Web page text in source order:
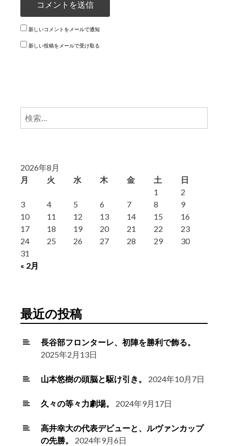
新しいコメントをメールで通知
新しい投稿をメールで受け取る
検
2026年8月
月
火 水 木 金 土 日
« 2月
1
2
3
4 5 6 7 8
9
10
11 12 13 14 15
16
17
18 19 20 21 22
23
24
25 26 27 28 29
30
31
最近の投稿
長谷部フロンターレ、初陣を勝利で飾る。
2025年2月13日
山本悠樹の頭脳と駆け引き。 2024年10月7日
久々の等々力劇場。 2024年9月17日
高井幸大の代表デビューと、ルヴァンカップ
の先勝。
2024年9月6日